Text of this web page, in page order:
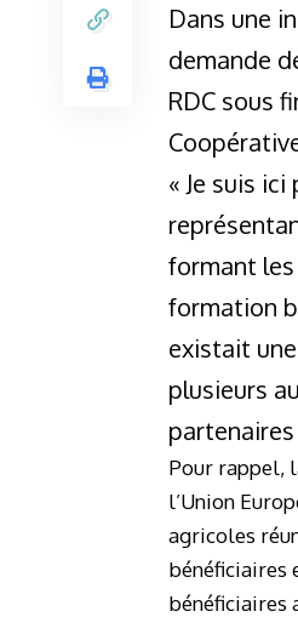
Dans une
demande
RDC sous
« Je suis
formant
formation
existait
plusieurs
Pour rappel,
l’Union
agricoles
bénéficiaires
bénéficiaires